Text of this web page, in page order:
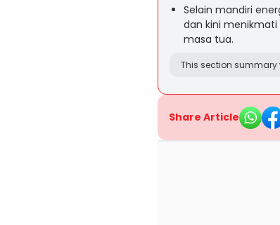
Selain mandiri
dan kini
masa tua.
This section
Share Article